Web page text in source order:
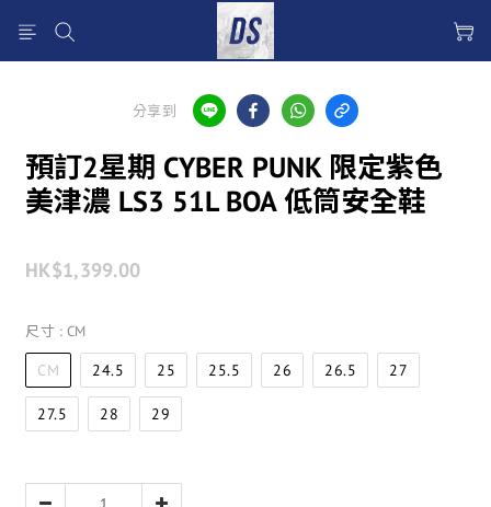
分享到
預訂2星期 CYBER PUNK 限定紫色
美津濃 LS3 51L BOA 低筒安全鞋
HK$1,399.00
尺寸 : CM
CM 24.5 25 25.5 26 26.5 27
27.5 28 29